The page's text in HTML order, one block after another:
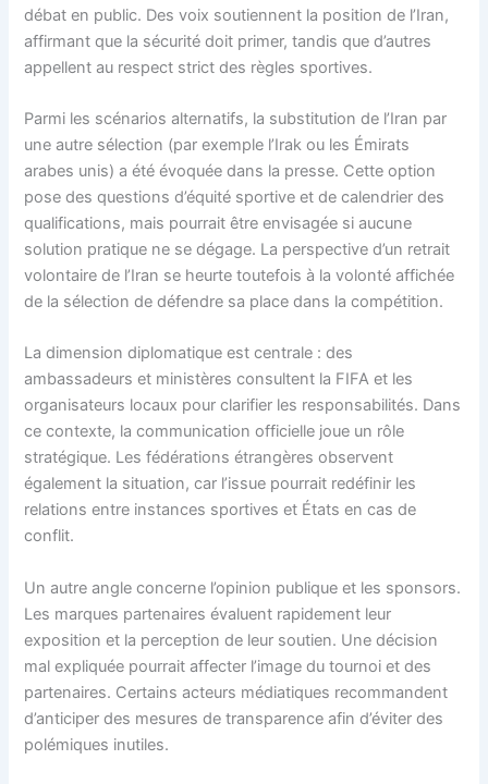
débat en public. Des voix soutiennent la position de l’Iran,
affirmant que la sécurité doit primer, tandis que d’autres
appellent au respect strict des règles sportives.
Parmi les scénarios alternatifs, la substitution de l’Iran par
une autre sélection (par exemple l’Irak ou les Émirats
arabes unis) a été évoquée dans la presse. Cette option
pose des questions d’équité sportive et de calendrier des
qualifications, mais pourrait être envisagée si aucune
solution pratique ne se dégage. La perspective d’un retrait
volontaire de l’Iran se heurte toutefois à la volonté affichée
de la sélection de défendre sa place dans la compétition.
La dimension diplomatique est centrale : des
ambassadeurs et ministères consultent la FIFA et les
organisateurs locaux pour clarifier les responsabilités. Dans
ce contexte, la communication officielle joue un rôle
stratégique. Les fédérations étrangères observent
également la situation, car l’issue pourrait redéfinir les
relations entre instances sportives et États en cas de
conflit.
Un autre angle concerne l’opinion publique et les sponsors.
Les marques partenaires évaluent rapidement leur
exposition et la perception de leur soutien. Une décision
mal expliquée pourrait affecter l’image du tournoi et des
partenaires. Certains acteurs médiatiques recommandent
d’anticiper des mesures de transparence afin d’éviter des
polémiques inutiles.